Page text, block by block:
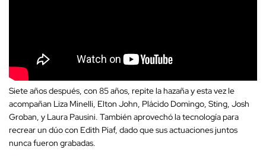
Siete años después, con 85 años, repite la hazaña y esta vez le
acompañan Liza Minelli, Elton John, Plácido Domingo, Sting, Josh
Groban, y Laura Pausini. También aprovechó la tecnología para
recrear un dúo con Edith Piaf, dado que sus actuaciones juntos
nunca fueron grabadas.